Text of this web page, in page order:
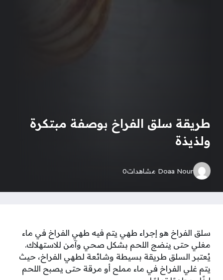
طريقة سلق الفراخ بوصفة مبتكرة
ولذيذة
Doaa Nour مشاهدات0
سلق الفراخ هو إجراء طهي يتم فيه طهي الفراخ في ماء
مغلي حتى ينضج اللحم بشكل صحي وآمن للاستهلاك.
يُعتبر السلق طريقة بسيطة وشائعة لطهي الفراخ، حيث
يتم غلي الفراخ في ماء مملح أو مرقة حتى يصبح اللحم